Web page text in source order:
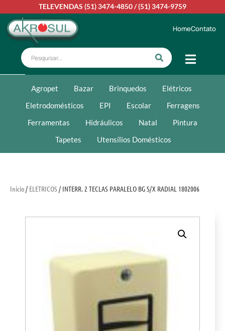
TELEVENDAS (51) 3474-4850/(51) 3474-9759
HomeContato
Agropet Bazar Brinquedos
Elétricos
Eletrodomésticos
EPI Escolar
Ferragens
Ferramentas
Hidráulicos Natal
Pintura
Tapetes
Utensílios Domésticos
Início/ ELETRICOS/ INTERR. 2 TECLAS PARALELO BG S/X RADIAL 1802006